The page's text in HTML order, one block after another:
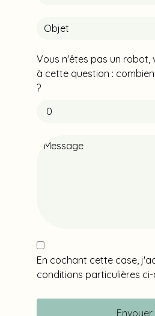
Vous n'êtes pas un robot,
à cette question :
?
En cochant cette case,
conditions particulières ci-
Envoyer